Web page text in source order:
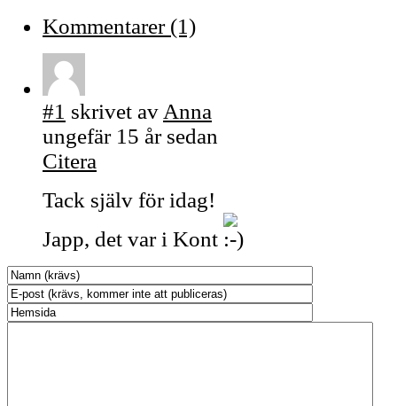
Kommentarer (1)
#1 skrivet av Anna
ungefär 15 år sedan
Citera
Tack själv för idag!
Japp, det var i Kont